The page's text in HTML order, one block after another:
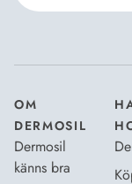
OM
DERMOSIL
Dermosil
känns bra